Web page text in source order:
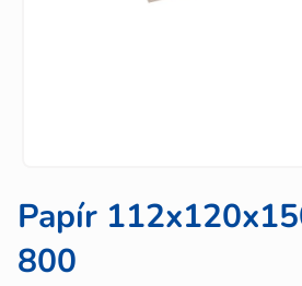
Papír
800